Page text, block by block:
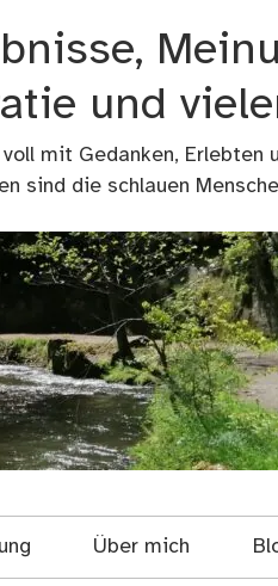
und
mit Gedanken, Erlebten
sind die schlauen
Über mich